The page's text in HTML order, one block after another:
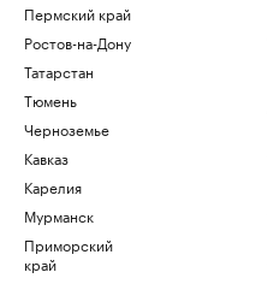
Пермский край
Ростов-на-Дону
Татарстан
Тюмень
Черноземье
Кавказ
Карелия
Мурманск
Приморский
край